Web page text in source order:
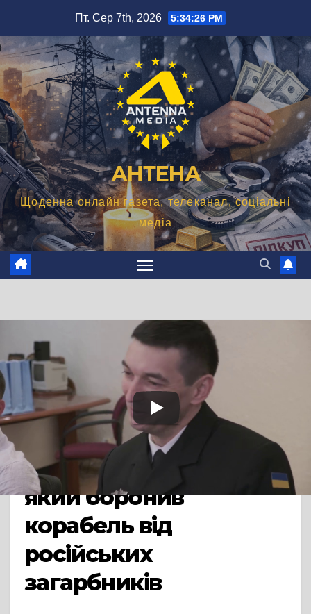
вмісту
Пт. Сер 7th, 2026 5:34:26 PM
АНТЕНА
Щоденна онлайн газета, телеканал, соціальні
медіа
TV СЮЖЕТ
У Черкаській
міськраді зустрілися з
героїчним екіпажем
тральщика “Черкаси”,
який боронив
корабель від
російських
загарбників